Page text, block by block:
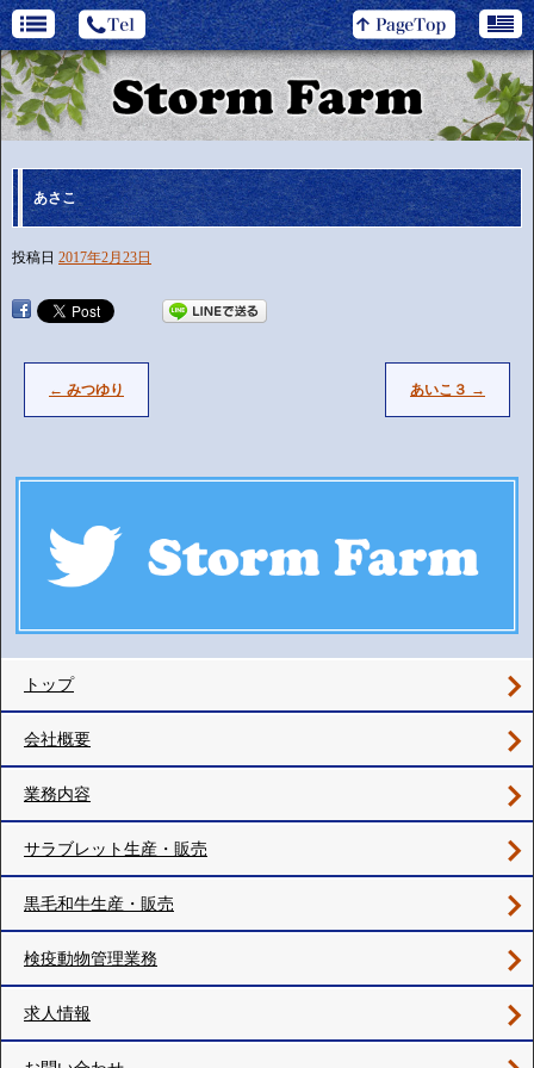
あさこ
投稿日 2017年2月23日
← みつゆり あいこ３ →
トップ
会社概要
業務内容
サラブレット生産・販売
黒毛和牛生産・販売
検疫動物管理業務
求人情報